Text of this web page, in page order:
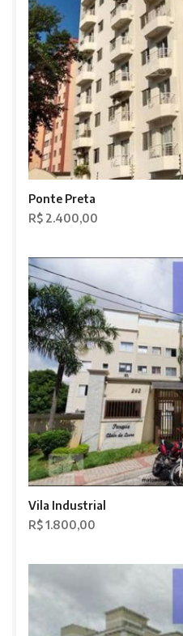
Ponte Preta
R$ 2.400,00
Vila Industrial
R$ 1.800,00